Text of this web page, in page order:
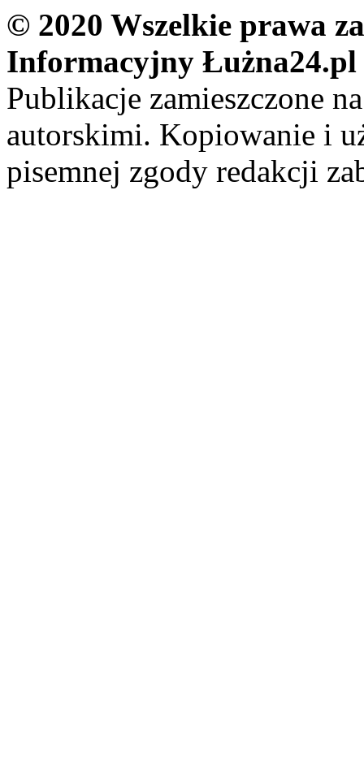
© 2020 Wszelkie prawa
Informacyjny Łużna24.pl
Publikacje zamieszczone
autorskimi. Kopiowanie i
pisemnej zgody redakcji